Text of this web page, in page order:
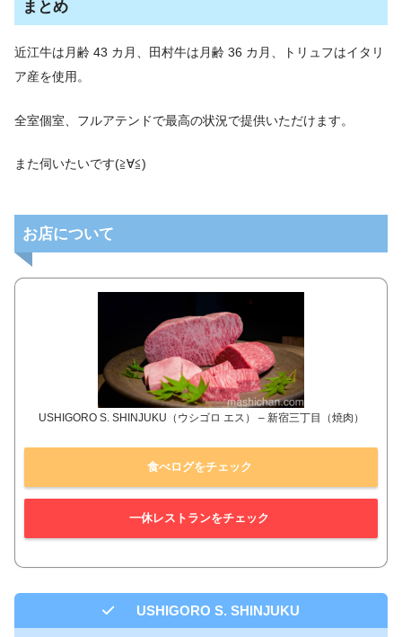
まとめ
近江牛は月齢 43 カ月、田村牛は月齢 36 カ月、トリュフはイタリ
ア産を使用。
全室個室、フルアテンドで最高の状況で提供いただけます。
また伺いたいです(≧∀≦)
お店について
USHIGORO S. SHINJUKU（ウシゴロ エス） – 新宿三丁目（焼肉）
食べログをチェック
一休レストランをチェック
USHIGORO S. SHINJUKU